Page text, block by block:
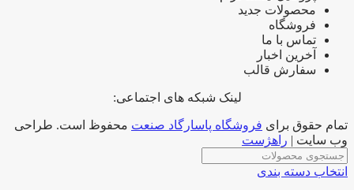
محصولات جدید
فروشگاه
تماس با ما
آخرین اخبار
سفارش قالب
لینک شبکه های اجتماعی:
تمام حقوق برای فروشگاه پاسارگاد صنعت محفوظ است. طراحی
وب سایت | راهژست
انتخاب دسته بندی